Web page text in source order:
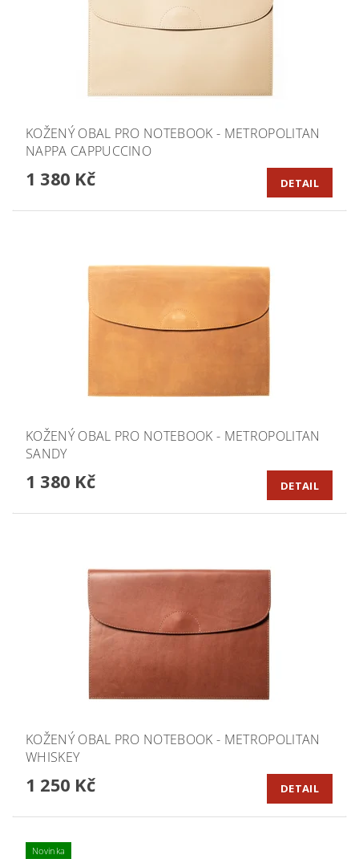
KOŽENÝ OBAL PRO NOTEBOOK - METROPOLITAN
NAPPA CAPPUCCINO
1 380 Kč DETAIL
KOŽENÝ OBAL PRO NOTEBOOK - METROPOLITAN
SANDY
1 380 Kč DETAIL
KOŽENÝ OBAL PRO NOTEBOOK - METROPOLITAN
WHISKEY
1 250 Kč DETAIL
Novinka